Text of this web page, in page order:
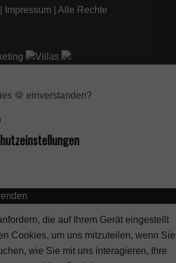
Impressum | Alle Rechte
Villas
🍪 einverstanden?
die auf Ihrem Gerät eingestellt
Cookies, um uns mitzuteilen, wenn Sie
wie Sie mit uns interagieren, Ihre